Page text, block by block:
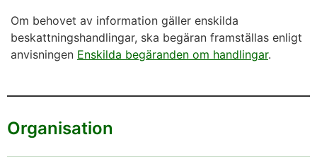
Om behovet av information gäller enskilda
beskattningshandlingar, ska begäran framställas enligt
anvisningen Enskilda begäranden om handlingar.
Organisation